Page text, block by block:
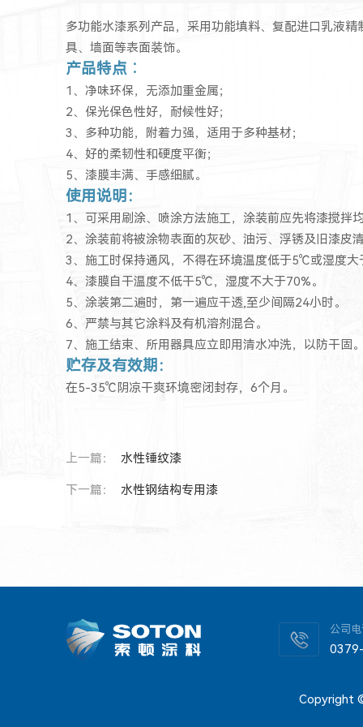
多功能水漆系列产品，采用功能填料、复配进口乳液
具、墙面等表面装饰。
产品特点︰
1、净味环保，无添加重金属；
2、保光保色性好，耐候性好；
3、多种功能，附着力强，适用于多种基材；
4、好的柔韧性和硬度平衡；
5、漆膜丰满、手感细腻。
使用说明：
1、可采用刷涂、喷涂方法施工，涂装前应先将漆搅拌
2、涂装前将被涂物表面的灰砂、油污、浮锈及旧漆皮
3、施工时保持通风，不得在环境温度低于5℃或湿度大
4、漆膜自干温度不低干5℃，湿度不大于70%。
5、涂装第二遍时，第一遍应干透,至少间隔24小时。
6、严禁与其它涂料及有机溶剂混合。
7、施工结束、所用器具应立即用清水冲洗，以防干固
贮存及有效期：
在5-35℃阴凉干爽环境密闭封存，6个月。
上一篇： 水性锤纹漆
下一篇： 水性钢结构专用漆
公司
Copyright